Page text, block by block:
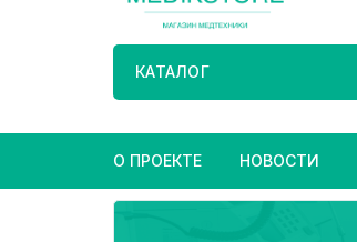
КАТАЛОГ
О ПРОЕКТЕ НОВОСТИ